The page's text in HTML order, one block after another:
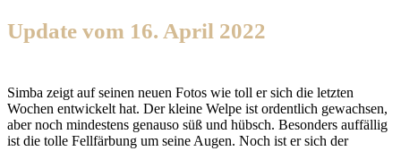
Update vom 16. April 2022
Simba zeigt auf seinen neuen Fotos wie toll er sich die letzten
Wochen entwickelt hat. Der kleine Welpe ist ordentlich gewachsen,
aber noch mindestens genauso süß und hübsch. Besonders auffällig
ist die tolle Fellfärbung um seine Augen. Noch ist er sich der